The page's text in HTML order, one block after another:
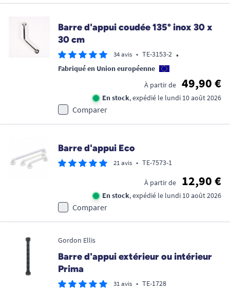
Barre d'appui coudée 135° inox 30 x
30 cm
34 avis • TE-3153-2 •
Fabriqué en Union européenne
À partir de
49,90 €
En stock, expédié le lundi 10 août 2026
Comparer
Barre d'appui Eco
21 avis • TE-7573-1
À partir de 12,90 €
En stock, expédié le lundi 10 août 2026
Comparer
Gordon Ellis
Barre d'appui extérieur ou intérieur
Prima
31 avis • TE-1728